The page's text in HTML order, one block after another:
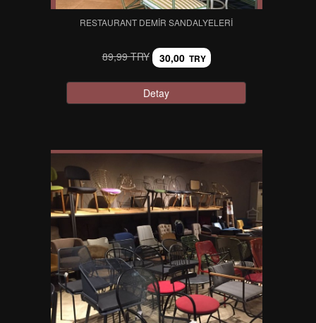
RESTAURANT DEMIR SANDALYELERI
89,99 TRY 30,00 TRY
Detay